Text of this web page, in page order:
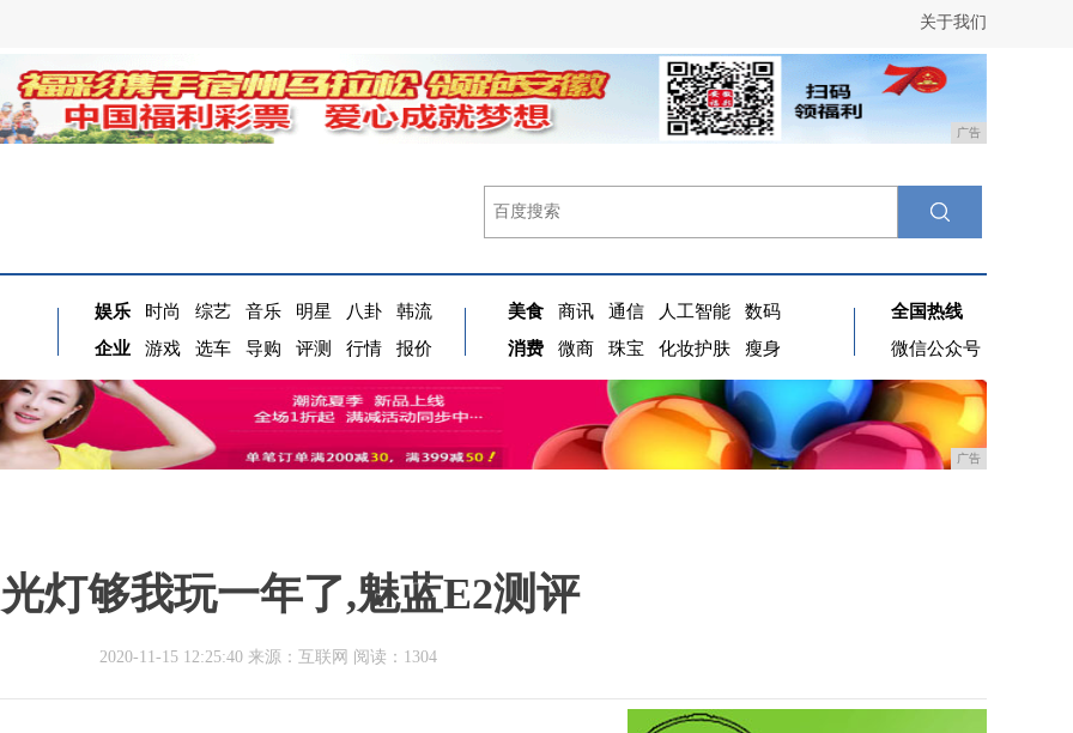
关于我们
广告
娱乐 时尚 综艺 音乐 明星 八卦
韩流
企业
游戏 选车 导购 评测 行情 报价
美食 商讯 通信 人工智能
数码
消费
微商 珠宝 化妆护肤 瘦身
全国热线
微信公众号
广告
灯够我玩一年了,魅蓝E2测评
2020-11-15 12:25:40 来源：互联网 阅读：1304